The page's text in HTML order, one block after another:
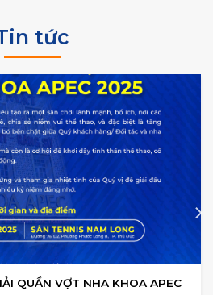
tức
QUẦN VỢT NHA KHOA APEC